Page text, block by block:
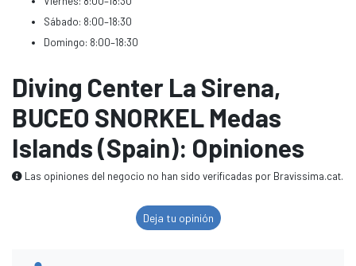
Sábado: 8:00–18:30
Domingo: 8:00–18:30
Diving Center La Sirena,
BUCEO SNORKEL Medas
Islands (Spain): Opiniones
Las opiniones del negocio no han sido verificadas por Bravissima.cat.
Deja tu opinión